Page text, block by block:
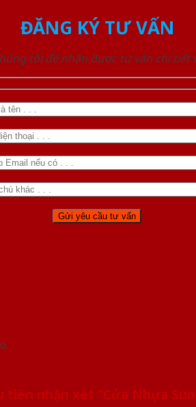
ĐĂNG KÝ TƯ VẤN
tôi để nhận được tư vấn chi tiết
nhận xét “Cửa Nhựa